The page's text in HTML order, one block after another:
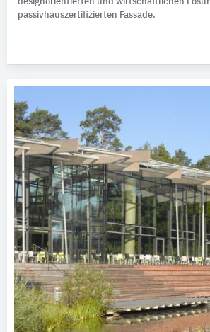
passivhauszertifizierten Fassade.